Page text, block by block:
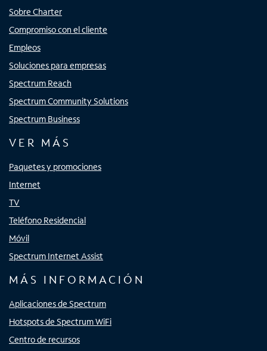
Sobre Charter
Compromiso con el cliente
Empleos
Soluciones para empresas
Spectrum Reach
Spectrum Community Solutions
Spectrum Business
VER MÁS
Paquetes y promociones
Internet
TV
Teléfono Residencial
Móvil
Spectrum Internet Assist
MÁS INFORMACIÓN
Aplicaciones de Spectrum
Hotspots de Spectrum WiFi
Centro de recursos